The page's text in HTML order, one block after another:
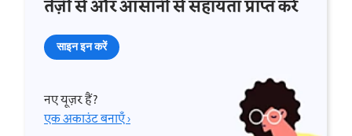
तेज़ी से और आसानी से सहायता प्राप्त करें
साइन इन करें
नए यूज़र हैं?
एक अकाउंट बनाएँ ›